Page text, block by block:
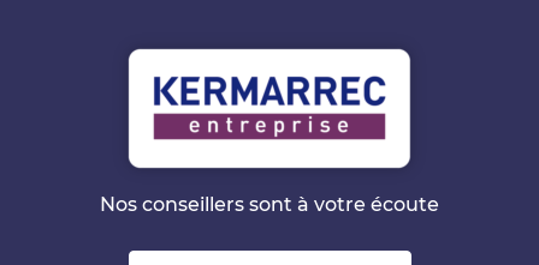
Nos conseillers sont à votre écoute